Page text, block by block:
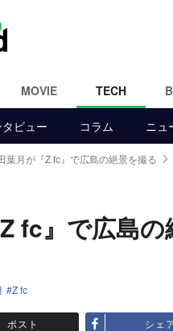
MOVIE TECH
ビュー コラム ニュ
葉月が『Z fc』で広島の絶景を撮る
fc』で広島
Z fc
ポスト シェ